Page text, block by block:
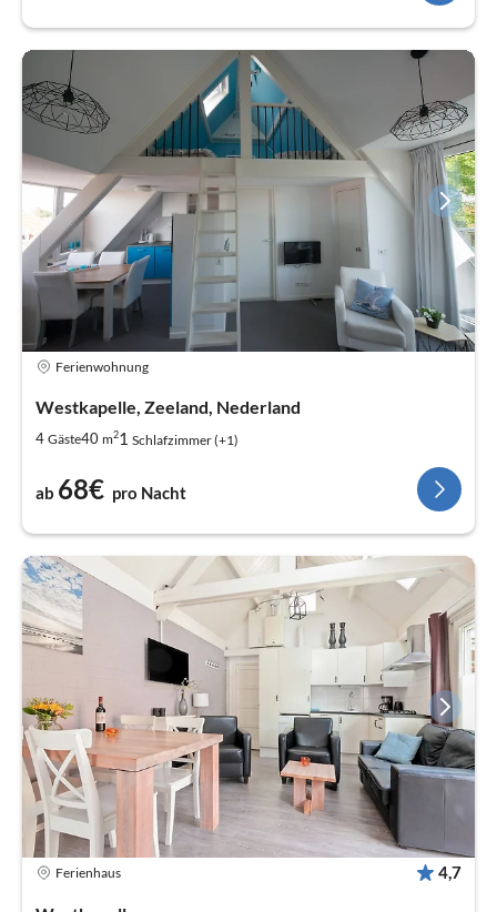
Ferienwohnung
Westkapelle, Zeeland, Nederland
4 Gäste40 m21 Schlafzimmer (+1)
ab 68€ pro Nacht
Ferienhaus 4,7